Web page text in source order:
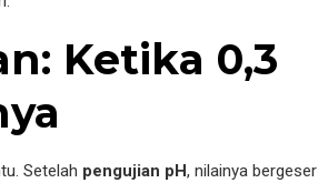
Ketika 0,3
Setelah pengujian pH, nilainya bergeser